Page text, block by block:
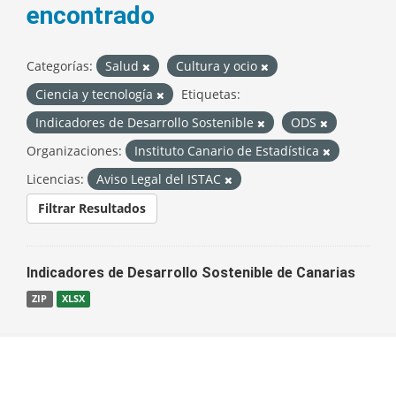
encontrado
Categorías: Salud
Cultura y ocio
Ciencia y tecnología
Etiquetas:
Indicadores de Desarrollo Sostenible
ODS
Organizaciones:
Instituto Canario de Estadística
Licencias:
Aviso Legal del ISTAC
Filtrar Resultados
Indicadores de Desarrollo Sostenible de Canarias
ZIP XLSX